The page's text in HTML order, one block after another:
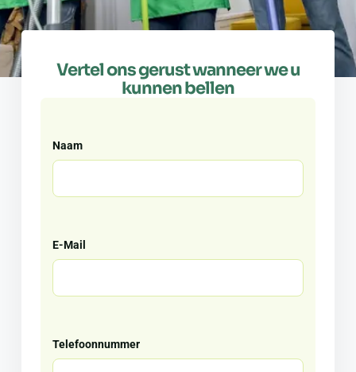
Vertel ons gerust wanneer we u
kunnen bellen
Naam
E-Mail
Telefoonnummer